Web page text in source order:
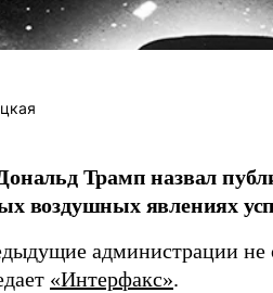
Трамп назвал
воздушных явлениях
администрации не
«Интерфакс».